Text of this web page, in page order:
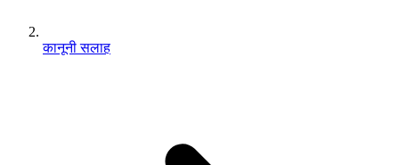
कानूनी सलाह